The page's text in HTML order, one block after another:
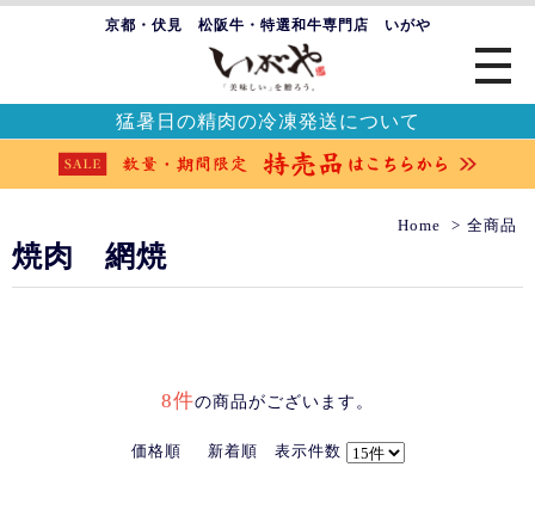
京都・伏見 松阪牛・特選和牛専門店 いがや
猛暑日の精肉の冷凍発送について
Home 全商品
焼肉 網焼
8件の商品がございます。
価格順 新着順 表示件数